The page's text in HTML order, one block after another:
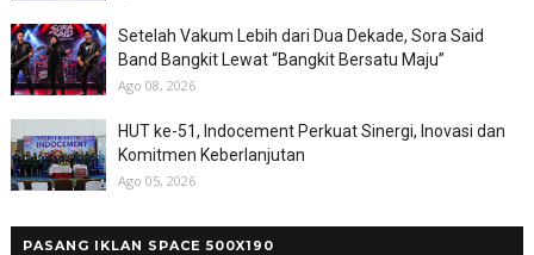
Setelah Vakum Lebih dari Dua Dekade, Sora Said
Band Bangkit Lewat “Bangkit Bersatu Maju”
Ago 08, 2026
HUT ke-51, Indocement Perkuat Sinergi, Inovasi dan
Komitmen Keberlanjutan
Ago 05, 2026
PASANG IKLAN SPACE 500X190